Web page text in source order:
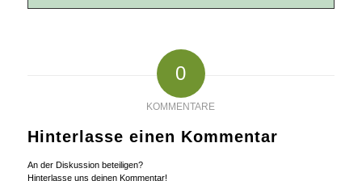
0
KOMMENTARE
Hinterlasse einen Kommentar
An der Diskussion beteiligen?
Hinterlasse uns deinen Kommentar!